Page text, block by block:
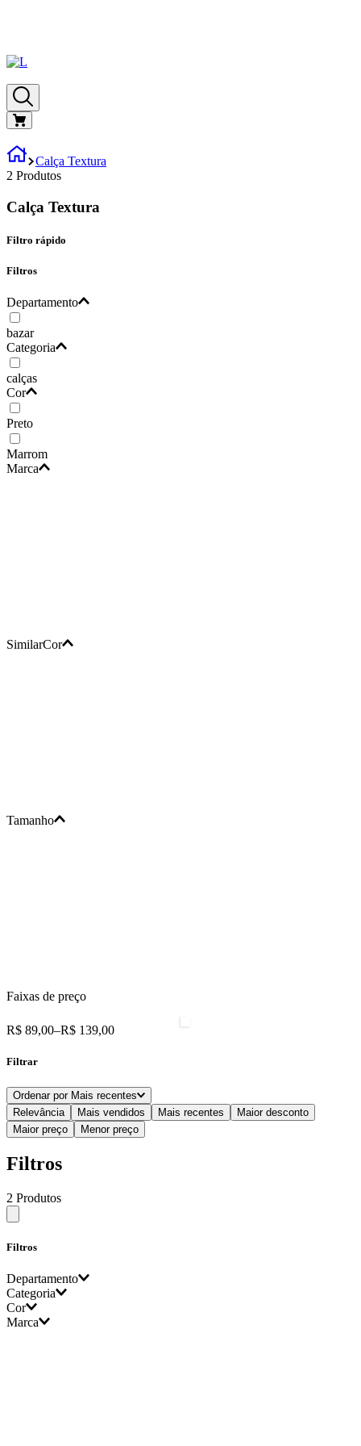
Calça Textura
2 Produtos
Calça Textura
Filtro rápido
Filtros
Departamento
bazar
Categoria
calças
Cor
Preto
Marrom
Marca
SimilarCor
Tamanho
Faixas de preço
R$ 89,00–R$ 139,00
Filtrar
Ordenar por Mais recentes
Relevância
Mais vendidos Mais recentes
Maior desconto
Maior preço
Menor preço
Filtros
2 Produtos
Filtros
Departamento
bazar
Categoria
calças
Cor
Marca